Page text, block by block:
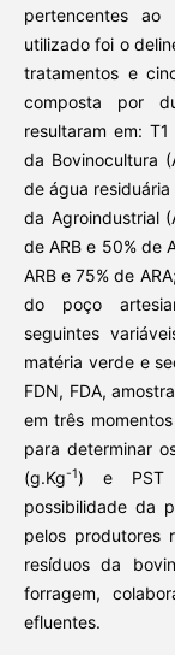
pertencentes ao
utilizado foi o
tratamentos e
composta por
resultaram em:
da Bovinocultura
de água
da Agroindustrial
de ARB e 50% de
ARB e 75% de
do poço
seguintes
matéria verde e
FDN, FDA,
em três
para determinar
(g.Kg-1) e PST
possibilidade da
pelos produtores
resíduos da
forragem,
efluentes.